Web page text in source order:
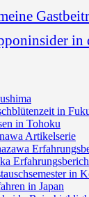
in
in
in Tohoku
Artikelserie
in
in Japan